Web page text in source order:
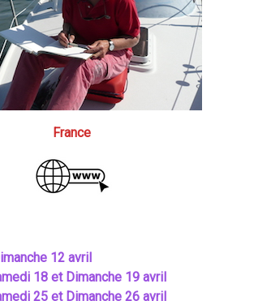
France
12 avril
18 et Dimanche 19 avril
25 et Dimanche 26 avril